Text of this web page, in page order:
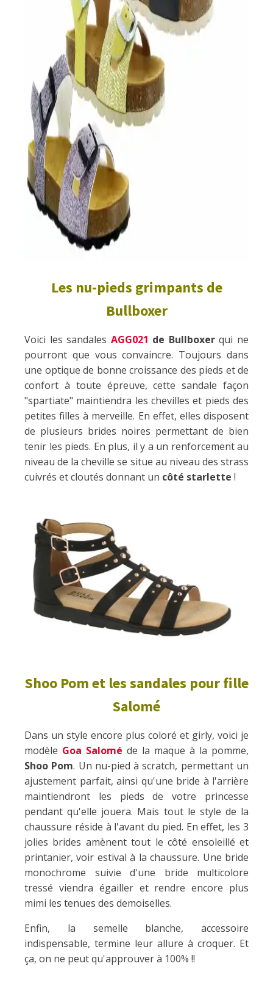
Les nu-pieds grimpants de
Bullboxer
Voici les sandales AGG021 de Bullboxerqui ne
pourront que vous convaincre. Toujours dans
une optique de bonne croissance des pieds et de
confort à toute épreuve, cette sandale façon
"spartiate" maintiendra les chevilles et pieds des
petites filles à merveille. En effet, elles disposent
de plusieurs brides noires permettant de bien
tenir les pieds. En plus, il y a un renforcement au
niveau de la cheville se situe au niveau des strass
cuivrés et cloutés donnant un côté starlette !
Shoo Pom et les sandales pour fille
Salomé
Dans un style encore plus coloré et girly, voici je
modèle Goa Salomé de la maque à la pomme,
Shoo Pom. Un nu-pied à scratch, permettant un
ajustement parfait, ainsi qu'une bride à l'arrière
maintiendront les pieds de votre princesse
pendant qu'elle jouera. Mais tout le style de la
chaussure réside à l'avant du pied. En effet, les 3
jolies brides amènent tout le côté ensoleillé et
printanier, voir estival à la chaussure. Une bride
monochrome suivie d'une bride multicolore
tressé viendra égailler et rendre encore plus
mimi les tenues des demoiselles.
Enfin, la semelle blanche, accessoire
indispensable, termine leur allure à croquer. Et
ça, on ne peut qu'approuver à 100% !!